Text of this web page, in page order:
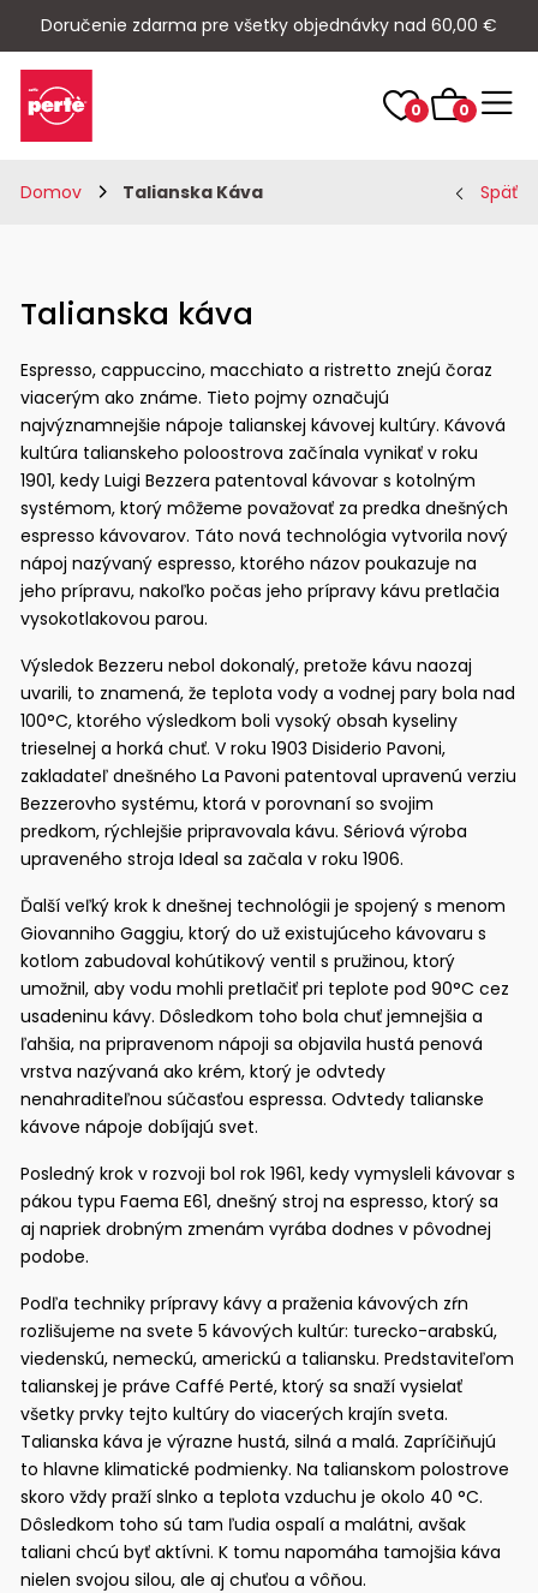
Doručenie zdarma pre všetky objednávky nad 60,00 €
0 0
Domov Talianska Káva Späť
Talianska káva
Espresso, cappuccino, macchiato a ristretto znejú čoraz
viacerým ako známe. Tieto pojmy označujú
najvýznamnejšie nápoje talianskej kávovej kultúry. Kávová
kultúra talianskeho poloostrova začínala vynikať v roku
1901, kedy Luigi Bezzera patentoval kávovar s kotolným
systémom, ktorý môžeme považovať za predka dnešných
espresso kávovarov. Táto nová technológia vytvorila nový
nápoj nazývaný espresso, ktorého názov poukazuje na
jeho prípravu, nakoľko počas jeho prípravy kávu pretlačia
vysokotlakovou parou.
Výsledok Bezzeru nebol dokonalý, pretože kávu naozaj
uvarili, to znamená, že teplota vody a vodnej pary bola nad
100°C, ktorého výsledkom boli vysoký obsah kyseliny
trieselnej a horká chuť. V roku 1903 Disiderio Pavoni,
zakladateľ dnešného La Pavoni patentoval upravenú verziu
Bezzerovho systému, ktorá v porovnaní so svojim
predkom, rýchlejšie pripravovala kávu. Sériová výroba
upraveného stroja Ideal sa začala v roku 1906.
Ďalší veľký krok k dnešnej technológii je spojený s menom
Giovanniho Gaggiu, ktorý do už existujúceho kávovaru s
kotlom zabudoval kohútikový ventil s pružinou, ktorý
umožnil, aby vodu mohli pretlačiť pri teplote pod 90°C cez
usadeninu kávy. Dôsledkom toho bola chuť jemnejšia a
ľahšia, na pripravenom nápoji sa objavila hustá penová
vrstva nazývaná ako krém, ktorý je odvtedy
nenahraditeľnou súčasťou espressa. Odvtedy talianske
kávove nápoje dobíjajú svet.
Posledný krok v rozvoji bol rok 1961, kedy vymysleli kávovar s
pákou typu Faema E61, dnešný stroj na espresso, ktorý sa
aj napriek drobným zmenám vyrába dodnes v pôvodnej
podobe.
Podľa techniky prípravy kávy a praženia kávových zŕn
rozlišujeme na svete 5 kávových kultúr: turecko-arabskú,
viedenskú, nemeckú, americkú a taliansku. Predstaviteľom
talianskej je práve Caffé Perté, ktorý sa snaží vysielať
všetky prvky tejto kultúry do viacerých krajín sveta.
Talianska káva je výrazne hustá, silná a malá. Zapríčiňujú
to hlavne klimatické podmienky. Na talianskom polostrove
skoro vždy praží slnko a teplota vzduchu je okolo 40 °C.
Dôsledkom toho sú tam ľudia ospalí a malátni, avšak
taliani chcú byť aktívni. K tomu napomáha tamojšia káva
nielen svojou silou, ale aj chuťou a vôňou.